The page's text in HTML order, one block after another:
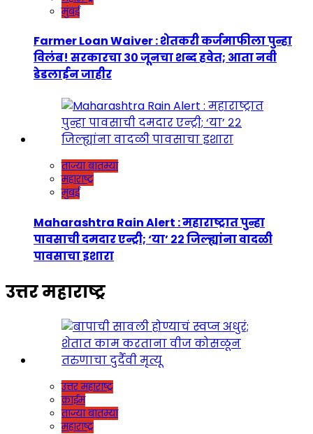
मुंबई
Farmer Loan Waiver : शेतकरी कर्जमाफीला पुन्हा
विलंब! सरकारचा ३० जूनचा शब्द हवेत; आता नवी
डेडलाईन जाहीर
ताज्या बातम्या
महाराष्ट्र
मुंबई
Maharashtra Rain Alert : महाराष्ट्रात पुन्हा
पावसाची दमदार एन्ट्री; ‘या’ २२ जिल्ह्यांना वादळी
पावसाचा इशारा
उत्तर महाराष्ट्र
उत्तर महाराष्ट्र
क्राईम
ताज्या बातम्या
महाराष्ट्र